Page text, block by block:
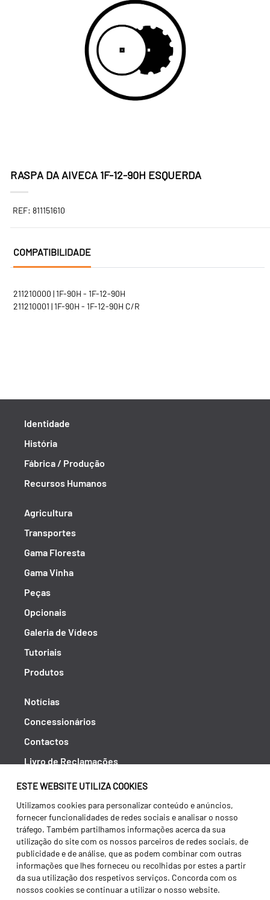
ESTE WEBSITE UTILIZA COOKIES
Utilizamos cookies para personalizar conteúdo e anúncios,
fornecer funcionalidades de redes sociais e analisar o nosso
tráfego. Também partilhamos informações acerca da sua
utilização do site com os nossos parceiros de redes sociais, de
publicidade e de análise, que as podem combinar com outras
informações que lhes forneceu ou recolhidas por estes a partir
da sua utilização dos respetivos serviços. Concorda com os
nossos cookies se continuar a utilizar o nosso website.
RASPA DA AIVECA 1F-12-90H ESQUERDA
REF: 811151610
COMPATIBILIDADE
211210000 | 1F-90H - 1F-12-90H
211210001 | 1F-90H - 1F-12-90H C/R
Identidade
História
Fábrica / Produção
Recursos Humanos
Agricultura
Transportes
Gama Floresta
Gama Vinha
Peças
Opcionais
Galeria de Vídeos
Tutoriais
Produtos
Notícias
Concessionários
Contactos
Livro de Reclamações
Política de Privacidade
Canal de Denúncias (RGPC)
Termos e condições